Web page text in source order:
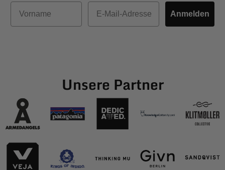
Vorname
E-Mail
Anmelden
Unsere Partner